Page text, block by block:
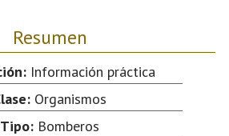
Resumen
Información práctica
Organismos
Tipo: Bomberos